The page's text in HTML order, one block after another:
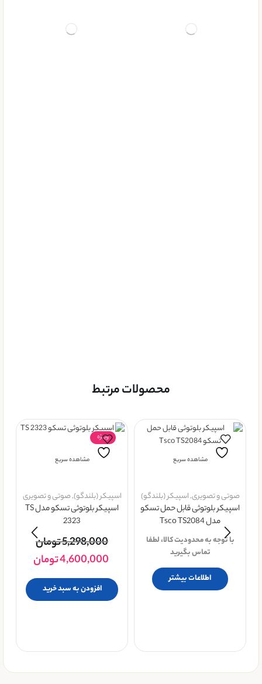
محصولات مرتبط
مشاهده سریع
صوتی و تصویری,اسپیکر (بلندگو)
اسپیکر بلوتوثی قابل حمل تسکو
مدل Tsco TS2084
با توجه به محدودیت کالا، لطفا
تماس بگیرید
اطلاعات بیشتر
ویــژه
مشاهده سریع
اسپیکر (بلندگو),صوتی و تصویری
اسپیکر بلوتوثی تسکو مدل TS
2323
5,298,000تومان
4,600,000تومان
افزودن به سبد خرید